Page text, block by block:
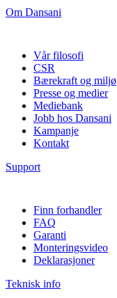
Om Dansani
Vår filosofi
CSR
Bærekraft og miljø
Presse og medier
Mediebank
Jobb hos Dansani
Kampanje
Kontakt
Support
Finn forhandler
FAQ
Garanti
Monteringsvideo
Deklarasjoner
Teknisk info